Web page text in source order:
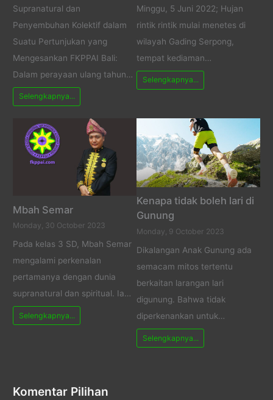
Supranatural dan
Penyembuhan Kolektif dalam
Suatu Pertunjukan yang
Mengesankan FKPPAI Bali:
Dalam perayaan ulang tahun…
Selengkapnya...
Minggu, 5 Juni 2022; Hujan
rintik rintik mulai menetes di
wilayah Gading Serpong,
tempat kediaman…
Selengkapnya...
Mbah Semar
Monday, 30 October 2023
Pada kelas 3 SD, Mbah Semar
mengalami perkenalan
pertamanya dengan dunia
supranatural dan spiritual. Ia…
Selengkapnya...
Kenapa tidak boleh lari di
Gunung
Monday, 9 October 2023
Dikalangan Anak Gunung ada
semacam mitos tertentu
berkaitan larangan lari
digunung. Bahwa tidak
diperkenankan untuk…
Selengkapnya...
Komentar Pilihan